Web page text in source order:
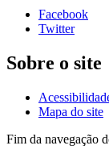
Facebook
Twitter
Sobre o site
Mapa do site
Fim da navegação